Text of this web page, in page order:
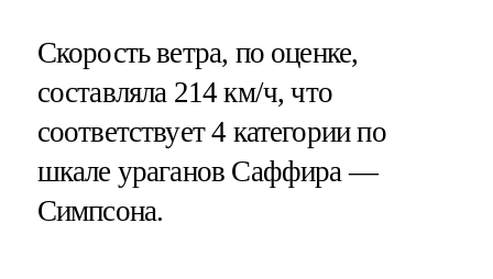
Скорость ветра, по оценке,
составляла 214 км/ч, что
соответствует 4 категории по
шкале ураганов Саффира —
Симпсона.